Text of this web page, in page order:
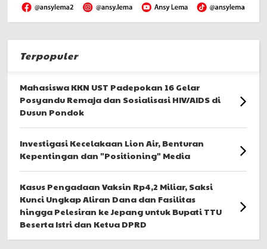
Terpopuler
Mahasiswa KKN UST Padepokan 16 Gelar
Posyandu Remaja dan Sosialisasi HIV/AIDS di
Dusun Pondok
Investigasi Kecelakaan Lion Air, Benturan
Kepentingan dan "Positioning" Media
Kasus Pengadaan Vaksin Rp4,2 Miliar, Saksi
Kunci Ungkap Aliran Dana dan Fasilitas
hingga Pelesiran ke Jepang untuk Bupati TTU
Beserta Istri dan Ketua DPRD